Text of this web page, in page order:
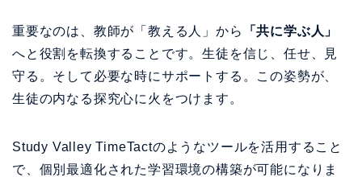
重要なのは、教師が「教える人」から
「共に学ぶ人」
へと役割を転換することです。生徒を信じ、任せ、見
守る。そして必要な時にサポートする。この姿勢が、
生徒の内なる探究心に火をつけます。
Study Valley TimeTactのようなツールを活用すること
で、個別最適化された学習環境の構築が可能になりま